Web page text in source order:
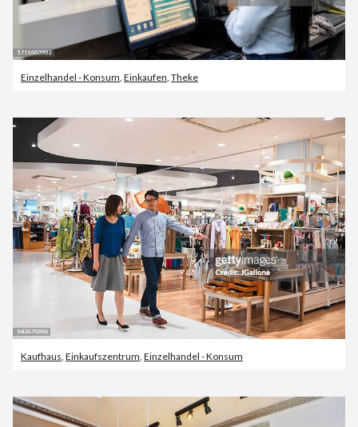
Einzelhandel - Konsum Einkaufen Theke
Kaufhaus, Einkaufszentrum, Einzelhandel - Konsum